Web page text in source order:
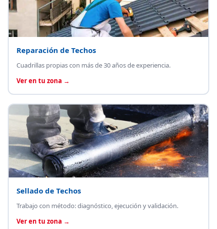
Reparación de Techos
Cuadrillas propias con más de 30 años de experiencia.
Ver en tu zona →
Sellado de Techos
Trabajo con método: diagnóstico, ejecución y validación.
Ver en tu zona →